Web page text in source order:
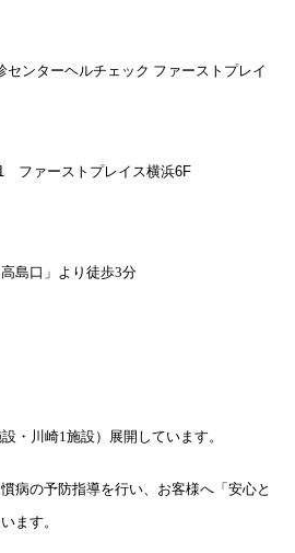
センターヘルチェック ファーストプレイ
ファーストプレイス横浜6F
島口」より徒歩3分
・川崎1施設）展開しています。
病の予防指導を行い、お客様へ「安心と
ます。